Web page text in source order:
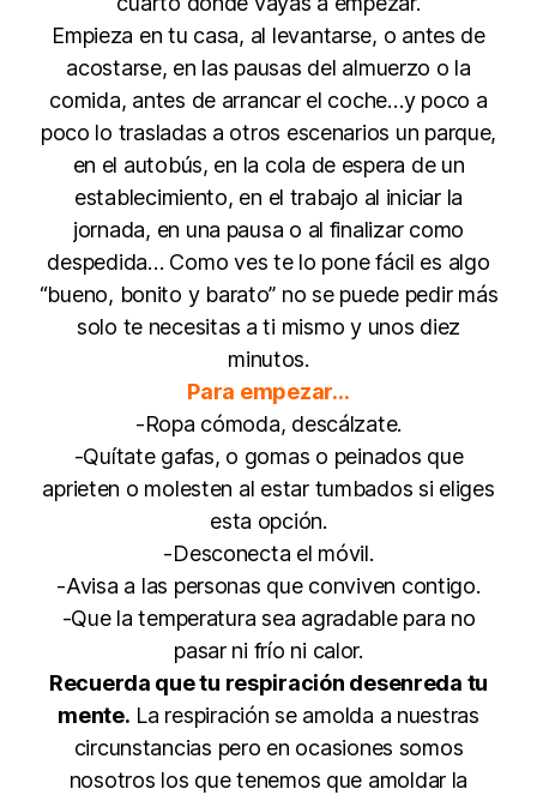
Empieza en tu casa, al levantarse, o antes de
acostarse, en las pausas del almuerzo o la
comida, antes de arrancar el coche…y poco a
poco lo trasladas a otros escenarios un parque,
en el autobús, en la cola de espera de un
establecimiento, en el trabajo al iniciar la
jornada, en una pausa o al finalizar como
despedida… Como ves te lo pone fácil es algo
“bueno, bonito y barato” no se puede pedir más
solo te necesitas a ti mismo y unos diez
minutos.
Para empezar…
-Ropa cómoda, descálzate.
-Quítate gafas, o gomas o peinados que
aprieten o molesten al estar tumbados si eliges
esta opción.
-Desconecta el móvil.
-Avisa a las personas que conviven contigo.
-Que la temperatura sea agradable para no
pasar ni frío ni calor.
Recuerda que tu respiración desenreda tu
mente. La respiración se amolda a nuestras
circunstancias pero en ocasiones somos
nosotros los que tenemos que amoldar la